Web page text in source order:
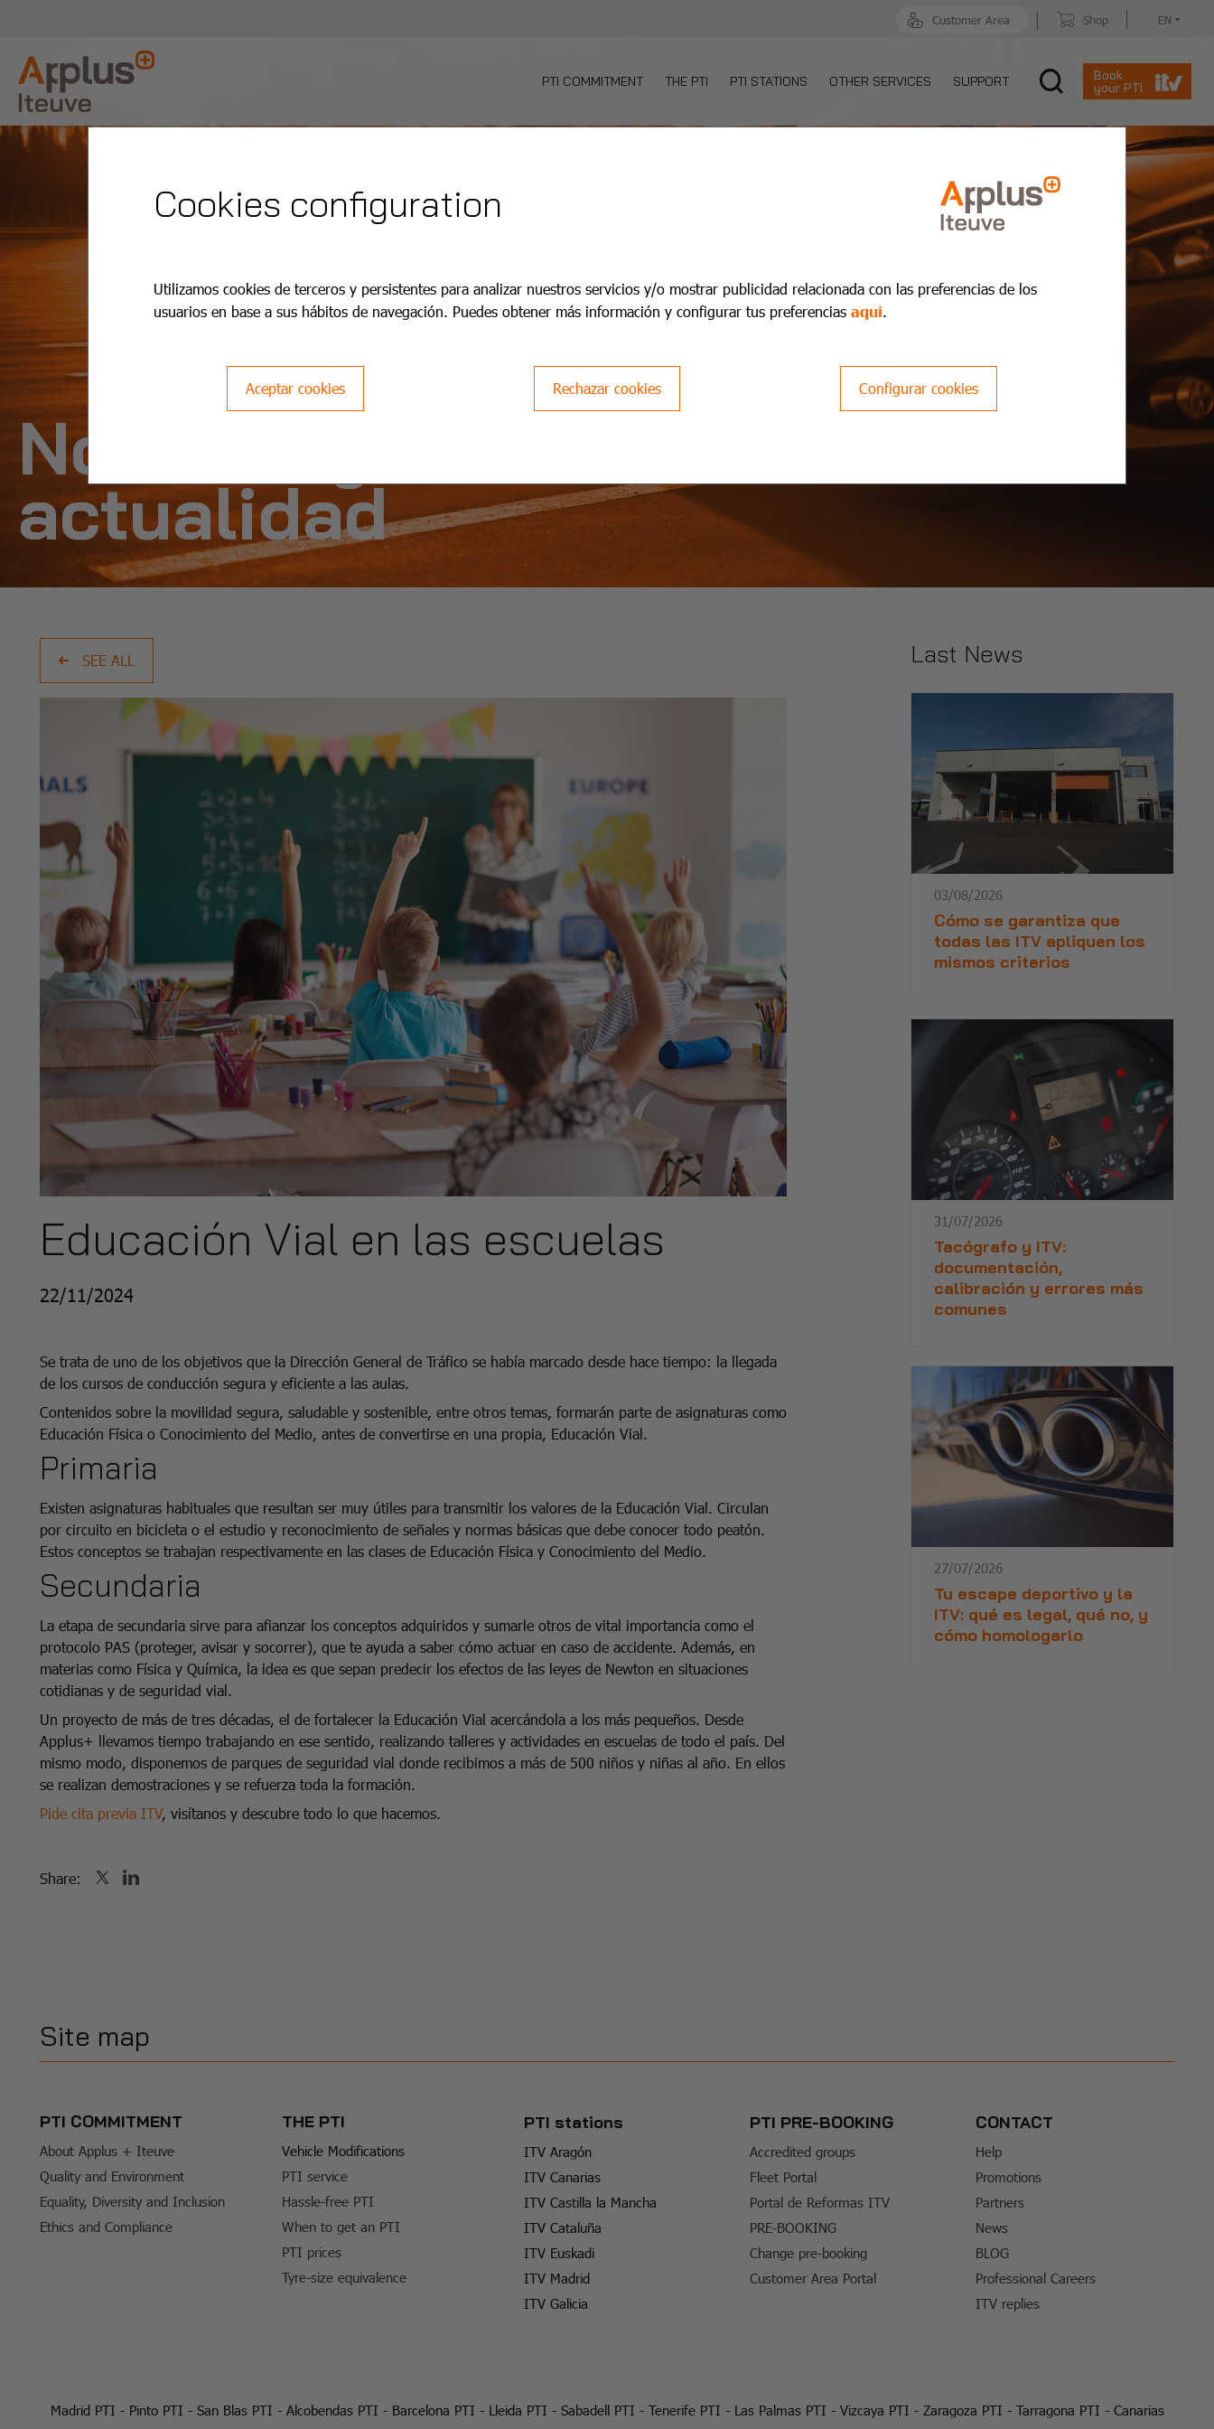
Customer Area Shop EN
PTI COMMITMENT THE PTI PTI STATIONS OTHER SERVICES SUPPORT
Book
your PTI
Noticias y
actualidad
SEE ALL
Educación Vial en las escuelas
22/11/2024
Se trata de uno de los objetivos que la Dirección General de Tráfico se había marcado desde hace tiempo: la llegada
de los cursos de conducción segura y eficiente a las aulas.
Contenidos sobre la movilidad segura, saludable y sostenible, entre otros temas, formarán parte de asignaturas como
Educación Física o Conocimiento del Medio, antes de convertirse en una propia, Educación Vial.
Primaria
Existen asignaturas habituales que resultan ser muy útiles para transmitir los valores de la Educación Vial. Circulan
por circuito en bicicleta o el estudio y reconocimiento de señales y normas básicas que debe conocer todo peatón.
Estos conceptos se trabajan respectivamente en las clases de Educación Física y Conocimiento del Medio.
Secundaria
La etapa de secundaria sirve para afianzar los conceptos adquiridos y sumarle otros de vital importancia como el
protocolo PAS (proteger, avisar y socorrer), que te ayuda a saber cómo actuar en caso de accidente. Además, en
materias como Física y Química, la idea es que sepan predecir los efectos de las leyes de Newton en situaciones
cotidianas y de seguridad vial.
Un proyecto de más de tres décadas, el de fortalecer la Educación Vial acercándola a los más pequeños. Desde
Applus+ llevamos tiempo trabajando en ese sentido, realizando talleres y actividades en escuelas de todo el país. Del
mismo modo, disponemos de parques de seguridad vial donde recibimos a más de 500 niños y niñas al año. En ellos
se realizan demostraciones y se refuerza toda la formación.
Pide cita previa ITV, visítanos y descubre todo lo que hacemos.
Share:
Last News
03/08/2026
Cómo se garantiza que
todas las ITV apliquen los
mismos criterios
31/07/2026
Tacógrafo y ITV:
documentación,
calibración y errores más
comunes
27/07/2026
Tu escape deportivo y la
ITV: qué es legal, qué no, y
cómo homologarlo
Site map
PTI COMMITMENT
About Applus + Iteuve
Quality and Environment
Equality, Diversity and Inclusion
Ethics and Compliance
THE PTI
Vehicle Modifications
PTI service
Hassle-free PTI
When to get an PTI
PTI prices
Tyre-size equivalence
PTI stations
ITV Aragón
ITV Canarias
ITV Castilla la Mancha
ITV Cataluña
ITV Euskadi
ITV Madrid
ITV Galicia
PTI PRE-BOOKING
Accredited groups
Fleet Portal
Portal de Reformas ITV
PRE-BOOKING
Change pre-booking
Customer Area Portal
CONTACT
Help
Promotions
Partners
News
BLOG
Professional Careers
ITV replies
Madrid PTI - Pinto PTI - San Blas PTI - Alcobendas PTI - Barcelona PTI - Lleida PTI - Sabadell PTI - Tenerife PTI - Las Palmas PTI - Vizcaya PTI - Zaragoza PTI - Tarragona PTI - Canarias
Cookies configuration
Utilizamos cookies de terceros y persistentes para analizar nuestros servicios y/o mostrar publicidad relacionada con las preferencias de los
usuarios en base a sus hábitos de navegación. Puedes obtener más información y configurar tus preferencias aquí.
Aceptar cookies Rechazar cookies Configurar cookies